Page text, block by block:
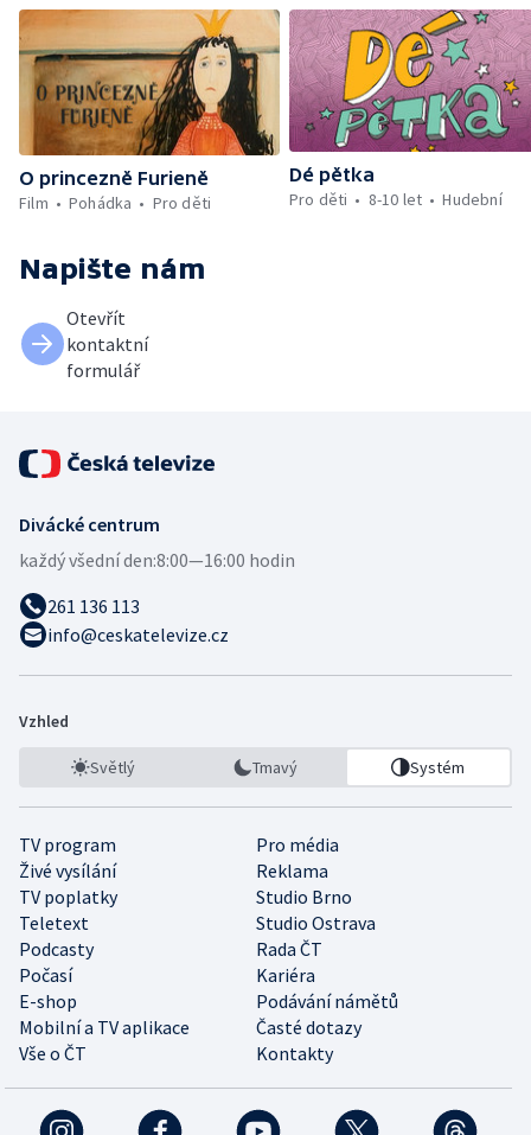
O princezně Furieně
Film
Pohádka Pro děti
Dé pětka
Pro děti
8-10 let Hudební
Napište nám
Otevřít
kontaktní
formulář
Divácké centrum
každý všední den:8:00—16:00 hodin
261 136 113
info@ceskatelevize.cz
Vzhled
Světlý Tmavý Systém
TV program
Pro média
Živé vysílání
Reklama
TV poplatky
Studio Brno
Teletext
Studio Ostrava
Podcasty
Rada ČT
Počasí
Kariéra
E-shop
Podávání námětů
Mobilní a TV aplikace
Časté dotazy
Vše o ČT
Kontakty